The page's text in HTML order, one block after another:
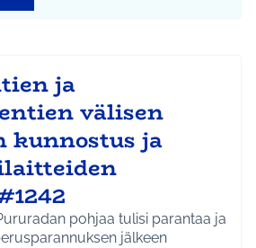
ja
välisen
kunnostus ja
pohjaa tulisi parantaa ja
jälkeen